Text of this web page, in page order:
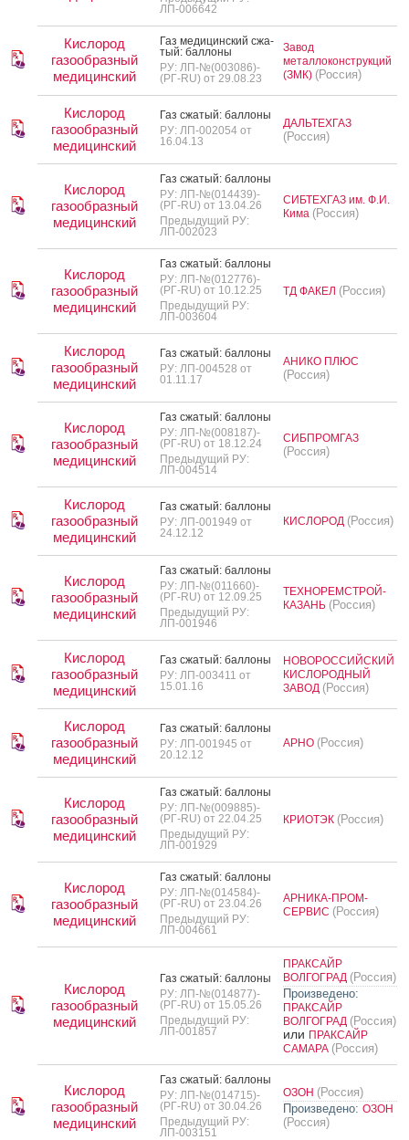
ЛП-006642
Кислород
газообразный
медицинский
Газ ме­дицин­ский сжа­
тый: бал­ло­ны
РУ: ЛП-№(003086)-
(РГ-RU) от 29.08.23
Завод
металлоконструкций
(ЗМК) (Россия)
Кислород
газообразный
медицинский
Газ сжа­тый: бал­ло­ны
РУ: ЛП-002054 от
16.04.13
ДАЛЬТЕХГАЗ
(Россия)
Кислород
газообразный
медицинский
Газ сжа­тый: бал­ло­ны
РУ: ЛП-№(014439)-
(РГ-RU) от 13.04.26
Предыдущий РУ:
ЛП-002023
СИБТЕХГАЗ им. Ф.И.
Кима (Россия)
Кислород
газообразный
медицинский
Газ сжа­тый: бал­ло­ны
РУ: ЛП-№(012776)-
(РГ-RU) от 10.12.25
Предыдущий РУ:
ЛП-003604
ТД ФАКЕЛ (Россия)
Кислород
газообразный
медицинский
Газ сжа­тый: бал­ло­ны
РУ: ЛП-004528 от
01.11.17
АНИКО ПЛЮС
(Россия)
Кислород
газообразный
медицинский
Газ сжа­тый: бал­ло­ны
РУ: ЛП-№(008187)-
(РГ-RU) от 18.12.24
Предыдущий РУ:
ЛП-004514
СИБПРОМГАЗ
(Россия)
Кислород
газообразный
медицинский
Газ сжа­тый: бал­ло­ны
РУ: ЛП-001949 от
24.12.12
КИСЛОРОД (Россия)
Кислород
газообразный
медицинский
Газ сжа­тый: бал­ло­ны
РУ: ЛП-№(011660)-
(РГ-RU) от 12.09.25
Предыдущий РУ:
ЛП-001946
ТЕХНОРЕМСТРОЙ-
КАЗАНЬ (Россия)
Кислород
газообразный
медицинский
Газ сжа­тый: бал­ло­ны
РУ: ЛП-003411 от
15.01.16
НОВОРОССИЙСКИЙ
КИСЛОРОДНЫЙ
ЗАВОД (Россия)
Кислород
газообразный
медицинский
Газ сжа­тый: бал­ло­ны
РУ: ЛП-001945 от
20.12.12
АРНО (Россия)
Кислород
газообразный
медицинский
Газ сжа­тый: бал­ло­ны
РУ: ЛП-№(009885)-
(РГ-RU) от 22.04.25
Предыдущий РУ:
ЛП-001929
КРИОТЭК (Россия)
Кислород
газообразный
медицинский
Газ сжа­тый: бал­ло­ны
РУ: ЛП-№(014584)-
(РГ-RU) от 23.04.26
Предыдущий РУ:
ЛП-004661
АРНИКА-ПРОМ-
СЕРВИС (Россия)
Кислород
газообразный
медицинский
Газ сжа­тый: бал­ло­ны
РУ: ЛП-№(014877)-
(РГ-RU) от 15.05.26
Предыдущий РУ:
ЛП-001857
ПРАКСАЙР
ВОЛГОГРАД (Россия)
Произведено:
ПРАКСАЙР
ВОЛГОГРАД (Россия)
или ПРАКСАЙР
САМАРА (Россия)
Кислород
газообразный
медицинский
Газ сжа­тый: бал­ло­ны
РУ: ЛП-№(014715)-
(РГ-RU) от 30.04.26
Предыдущий РУ:
ЛП-003151
ОЗОН (Россия)
Произведено: ОЗОН
(Россия)